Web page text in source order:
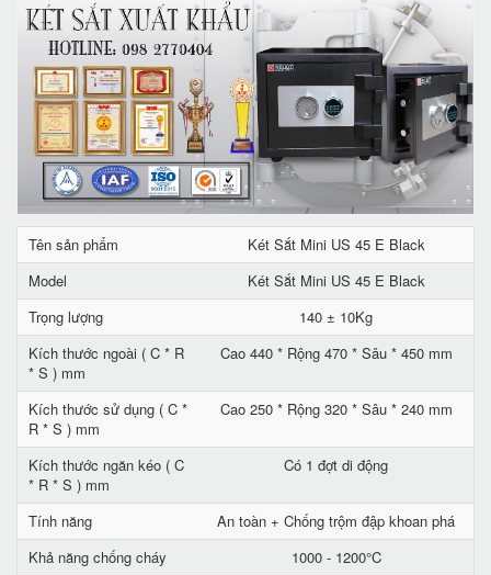
Tên sản phẩm
Két Sắt Mini US 45 E Black
Model
Két Sắt Mini US 45 E Black
Trọng lượng
140 ± 10Kg
Kích thước ngoài ( C * R
* S ) mm
Cao 440 * Rộng 470 * Sâu * 450 mm
Kích thước sử dụng ( C *
R * S ) mm
Cao 250 * Rộng 320 * Sâu * 240 mm
Kích thước ngăn kéo ( C
* R * S ) mm
Có 1 đợt di động
Tính năng
An toàn + Chống trộm đập khoan phá
Khả năng chống cháy
1000 - 1200°C